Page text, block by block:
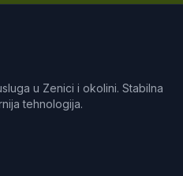
u Zenici i okolini. Stabilna
tehnologija.